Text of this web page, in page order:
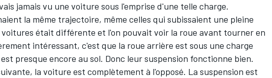
jamais vu une voiture sous l'emprise d'une telle charge.
la même trajectoire, même celles qui subissaient une pleine
était différente et l'on pouvait voir la roue avant tourner en
intéressant, c'est que la roue arrière est sous une charge
presque encore au sol. Donc leur suspension fonctionne bien.
la voiture est complètement à l'opposé. La suspension est